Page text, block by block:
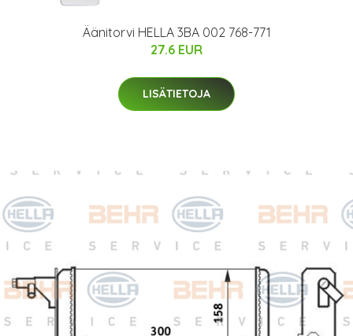
Äänitorvi HELLA 3BA 002 768-771
27.6 EUR
LISÄTIETOJA